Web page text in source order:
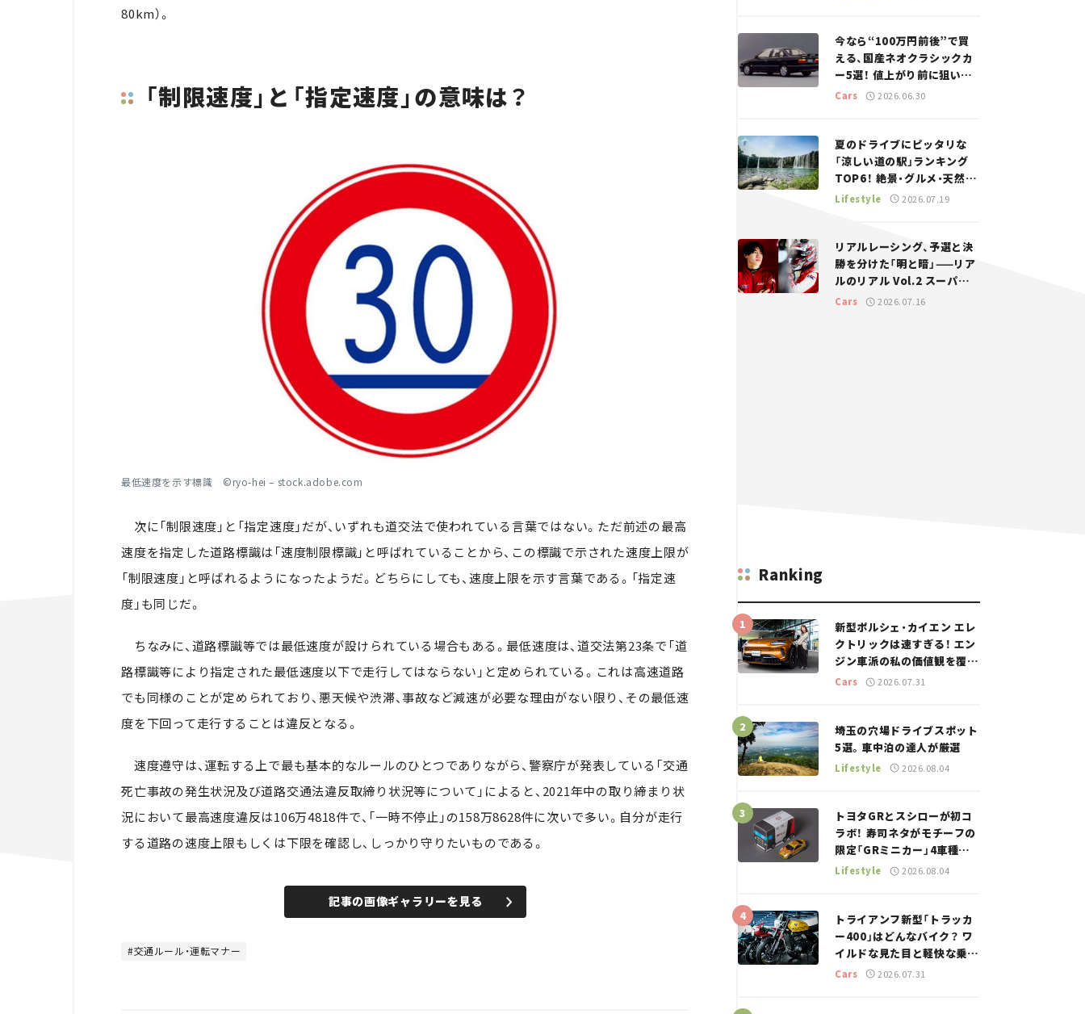
80km）。
「制限速度」と「指定速度」の意味は？
最低速度を示す標識 ©ryo-hei – stock.adobe.com
次に「制限速度」と「指定速度」だが、いずれも道交法で使われている言葉ではない。ただ前述の最高
速度を指定した道路標識は「速度制限標識」と呼ばれていることから、この標識で示された速度上限が
「制限速度」と呼ばれるようになったようだ。どちらにしても、速度上限を示す言葉である。「指定速
度」も同じだ。
ちなみに、道路標識等では最低速度が設けられている場合もある。最低速度は、道交法第23条で「道
路標識等により指定された最低速度以下で走行してはならない」と定められている。これは高速道路
でも同様のことが定められており、悪天候や渋滞、事故など減速が必要な理由がない限り、その最低速
度を下回って走行することは違反となる。
速度遵守は、運転する上で最も基本的なルールのひとつでありながら、警察庁が発表している「交通
死亡事故の発生状況及び道路交通法違反取締り状況等について」によると、 2021年中の取り締まり状
況において最高速度違反は106万4818件で、「一時不停止」の158万8628件に次いで多い。自分が走行
する道路の速度上限もしくは下限を確認し、しっかり守りたいものである。
記事の画像ギャラリーを見る
交通ルール・運転マナー
今なら“100万円前後”で買
える、国産ネオクラシックカ
ー5選！ 値上がり前に狙いた
い、中古車探しをお手伝い――ち
Cars 2026.06.30
夏のドライブにピッタリな
「涼しい道の駅」ランキング
TOP6！ 絶景・グルメ・天然ク
ーラーなど、避暑におすすめ
Lifestyle 2026.07.19
リアルレーシング、予選と決
勝を分けた「明と暗」——リア
ルのリアル Vol.2 スーパー
GT 2026開幕戦 岡山国際サ
Cars 2026.07.16
Ranking
新型ポルシェ・カイエン エレ
クトリックは速すぎる！ エン
ジン車派の私の価値観を覆し
た、新しいポルシェの走り。
Cars 2026.07.31
埼玉の穴場ドライブスポット
5選。車中泊の達人が厳選
Lifestyle 2026.08.04
トヨタGRとスシローが初コ
ラボ！ 寿司ネタがモチーフの
限定「GRミニカー」4車種が
登場。入手方法は？【クルマ
Lifestyle 2026.08.04
トライアンフ新型「トラッカ
ー400」はどんなバイク？ ワ
イルドな見た目と軽快な乗り
味を両立した400ccフラット
Cars 2026.07.31